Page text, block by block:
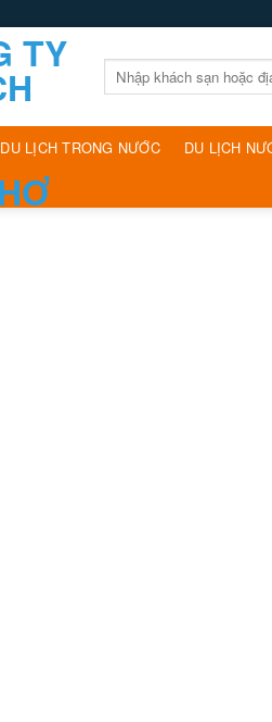
Tìm
kiếm:
DU LỊCH TRONG NƯỚC DU LỊCH